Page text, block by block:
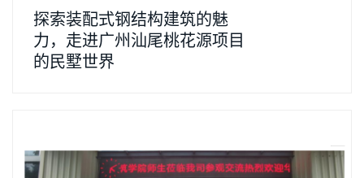
探索装配式钢结构建筑的魅
力，走进广州汕尾桃花源项目
的民墅世界